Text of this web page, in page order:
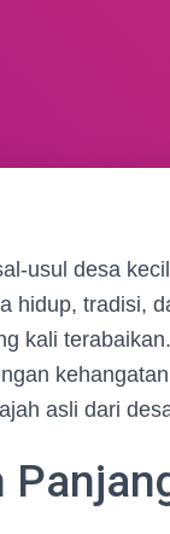
usul desa
hidup, tradisi,
kali
asli dari